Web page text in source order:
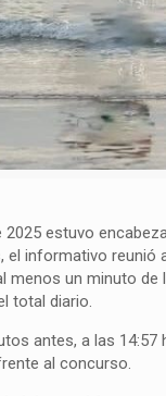
2025 estuvo
el informativo
menos un minuto
total diario.
antes, a las
al concurso.